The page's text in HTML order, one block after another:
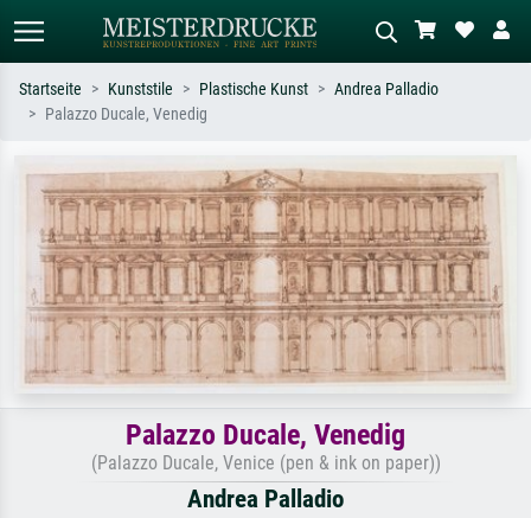
Suchen Sie nach Künstlern, Werktiteln
oder Stilen – z.B. Monet,
Sternennacht, Impressionismus, Welle
Hokusai, Akt.
Beschreiben Sie die Szene – z.B. Grüne
Wiese, Abstrakt mit viel Rot, Dunkles
Ölgemälde, Stehender Akt neben einem
Baum.
Startseite Kunststile Plastische Kunst
Andrea Palladio
Palazzo Ducale, Venedig
Palazzo Ducale, Venedig
(Palazzo Ducale, Venice (pen & ink on paper))
Andrea Palladio